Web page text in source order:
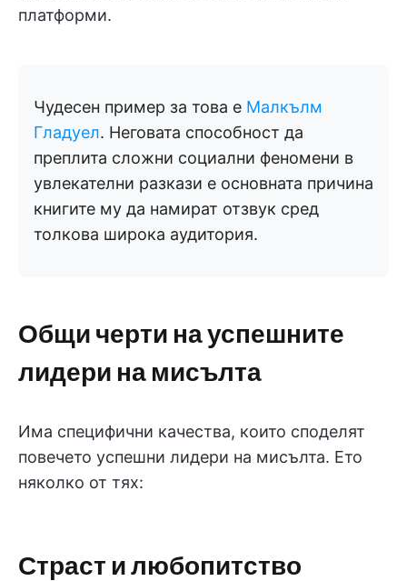
платформи.
Чудесен пример за това е Малкълм
Гладуел. Неговата способност да
преплита сложни социални феномени в
увлекателни разкази е основната причина
книгите му да намират отзвук сред
толкова широка аудитория.
Общи черти на успешните
лидери на мисълта
Има специфични качества, които споделят
повечето успешни лидери на мисълта. Ето
няколко от тях:
Страст и любопитство